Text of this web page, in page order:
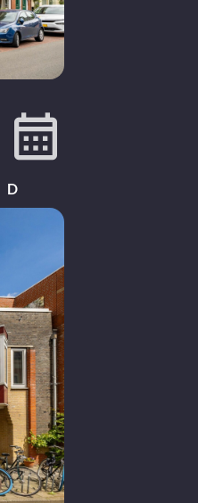
D